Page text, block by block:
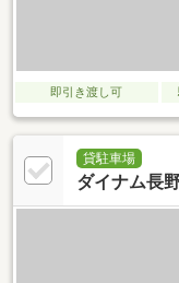
即引き渡し可
貸駐車場
ダイナム長